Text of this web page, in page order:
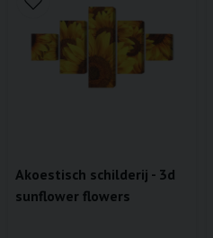
Akoestisch schilderij - 3d
sunflower flowers